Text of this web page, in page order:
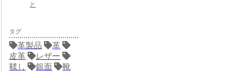
と
タグ
革製品
革
皮革
レザー
鞣し
銀面
靴